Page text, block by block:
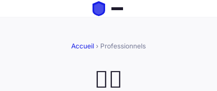
Accueil › Professionnels
👨‍⚕️